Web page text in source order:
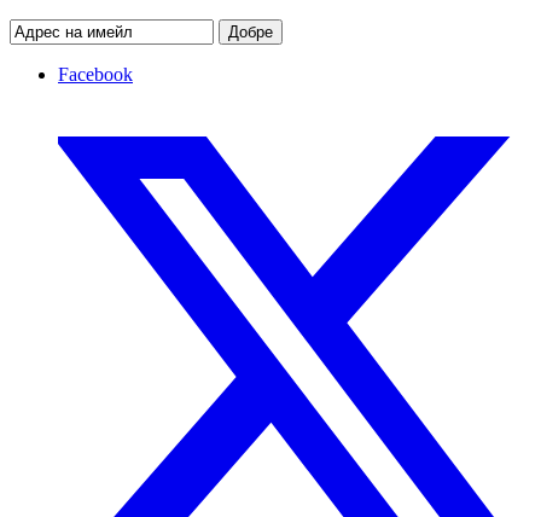
Добре
Facebook